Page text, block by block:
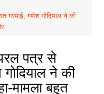
गरमाई, गणेश गोदियाल ने की
पत्र से
ने की
मामला बहुत